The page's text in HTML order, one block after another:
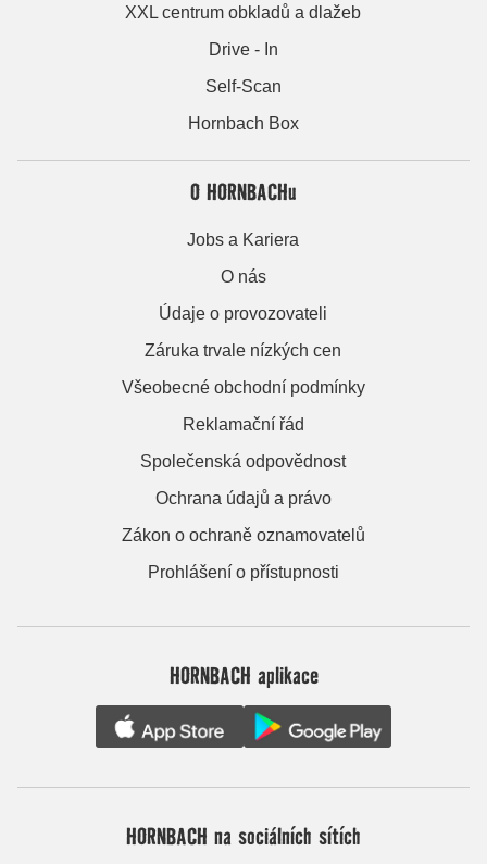
XXL centrum obkladů a dlažeb
Drive - In
Self-Scan
Hornbach Box
O HORNBACHu
Jobs a Kariera
O nás
Údaje o provozovateli
Záruka trvale nízkých cen
Všeobecné obchodní podmínky
Reklamační řád
Společenská odpovědnost
Ochrana údajů a právo
Zákon o ochraně oznamovatelů
Prohlášení o přístupnosti
HORNBACH aplikace
HORNBACH na sociálních sítích